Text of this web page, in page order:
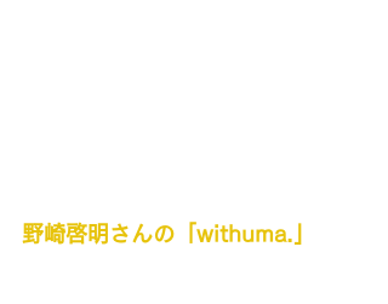
野崎啓明さんの「withuma.」